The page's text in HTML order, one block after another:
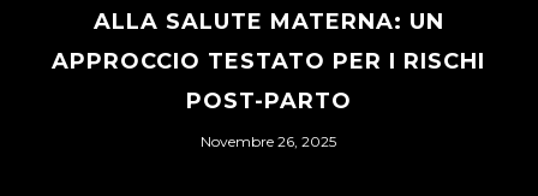
ALLA SALUTE MATERNA: UN
APPROCCIO TESTATO PER I RISCHI
POST-PARTO
Novembre 26, 2025